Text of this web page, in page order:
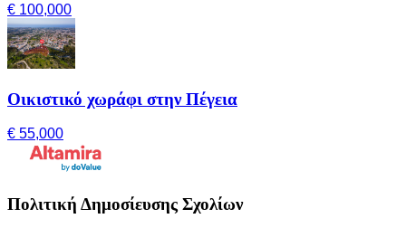
€ 100,000
Οικιστικό χωράφι στην Πέγεια
€ 55,000
Πολιτική Δημοσίευσης Σχολίων